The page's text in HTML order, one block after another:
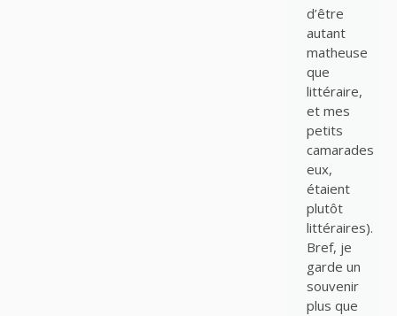
d’être
autant
matheuse
que
littéraire,
et mes
petits
camarades
eux,
étaient
plutôt
littéraires).
Bref, je
garde un
souvenir
plus que